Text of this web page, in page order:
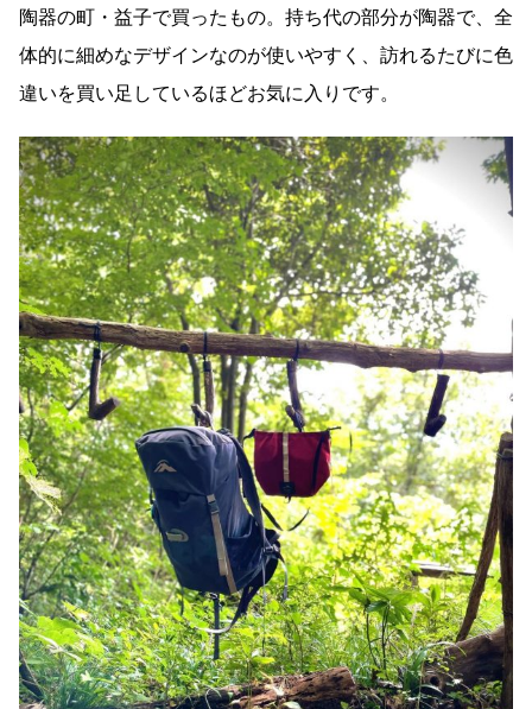
陶器の町・益子で買ったもの。持ち代の部分が陶器で、全
体的に細めなデザインなのが使いやすく、訪れるたびに色
違いを買い足しているほどお気に入りです。